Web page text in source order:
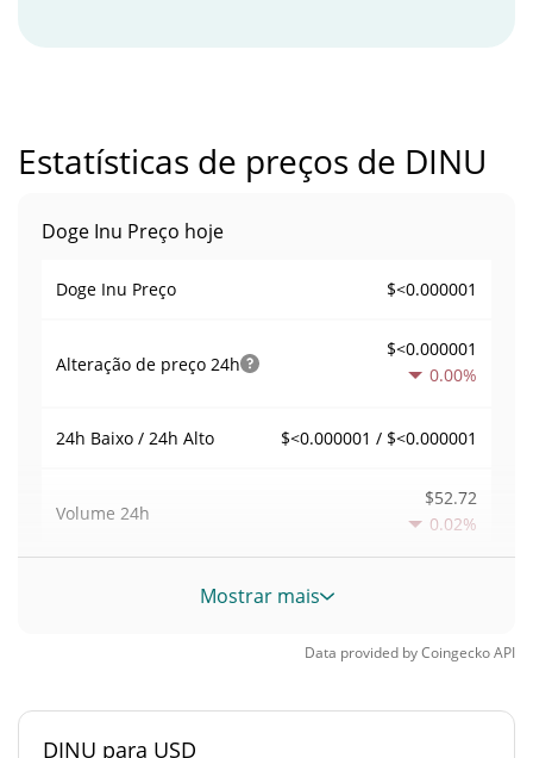
Estatísticas de preços de DINU
Doge Inu Preço hoje
Doge Inu Preço $<0.000001
Alteração de preço 24h
$<0.000001
0.00%
24h Baixo / 24h Alto $<0.000001 / $<0.000001
Volume 24h
$52.72
0.02%
Volume / Limite deMostrar mais
Data provided byCoingeckoAPI
DINU para USD